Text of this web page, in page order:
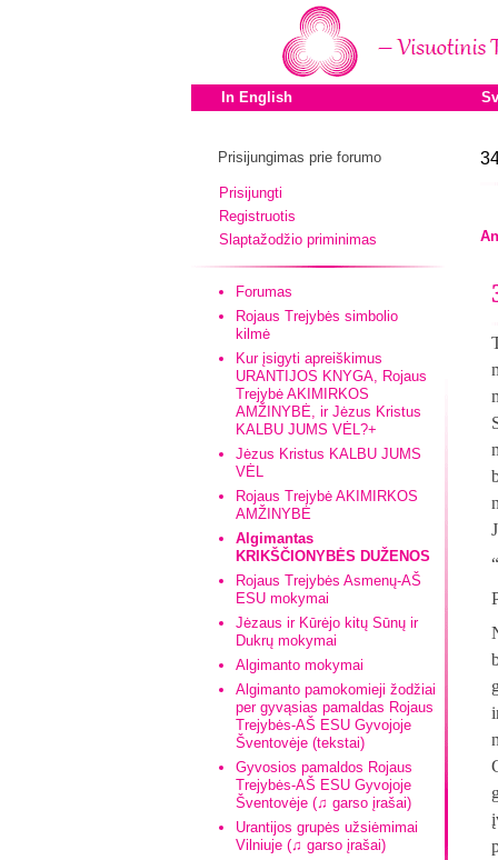
In English
Prisijungimas prie forumo
Prisijungti
Registruotis
Slaptažodžio priminimas
Forumas
Rojaus Trejybės simbolio
kilmė
Kur įsigyti apreiškimus
URANTIJOS KNYGA, Rojaus
Trejybė AKIMIRKOS
AMŽINYBĖ, ir Jėzus Kristus
KALBU JUMS VĖL?+
Jėzus Kristus KALBU JUMS
VĖL
Rojaus Trejybė AKIMIRKOS
AMŽINYBĖ
Algimantas
KRIKŠČIONYBĖS DUŽENOS
Rojaus Trejybės Asmenų-AŠ
ESU mokymai
Jėzaus ir Kūrėjo kitų Sūnų ir
Dukrų mokymai
Algimanto mokymai
Algimanto pamokomieji žodžiai
per gyvąsias pamaldas Rojaus
Trejybės-AŠ ESU Gyvojoje
Šventovėje (tekstai)
Gyvosios pamaldos Rojaus
Trejybės-AŠ ESU Gyvojoje
Šventovėje (♫ garso įrašai)
Urantijos grupės užsiėmimai
Vilniuje (♫ garso įrašai)
“